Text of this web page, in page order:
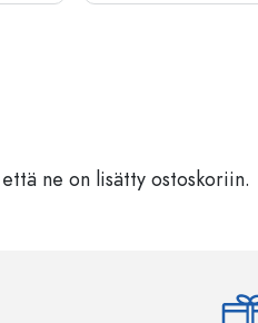
ne on lisätty ostoskoriin.